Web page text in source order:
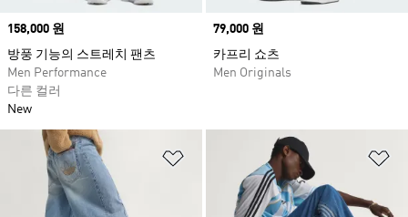
Price
158,000 원
방풍 기능의 스트레치 팬츠
Men Performance
다른 컬러
New
Price
79,000 원
카프리 쇼츠
Men Originals
위시리스트 담기